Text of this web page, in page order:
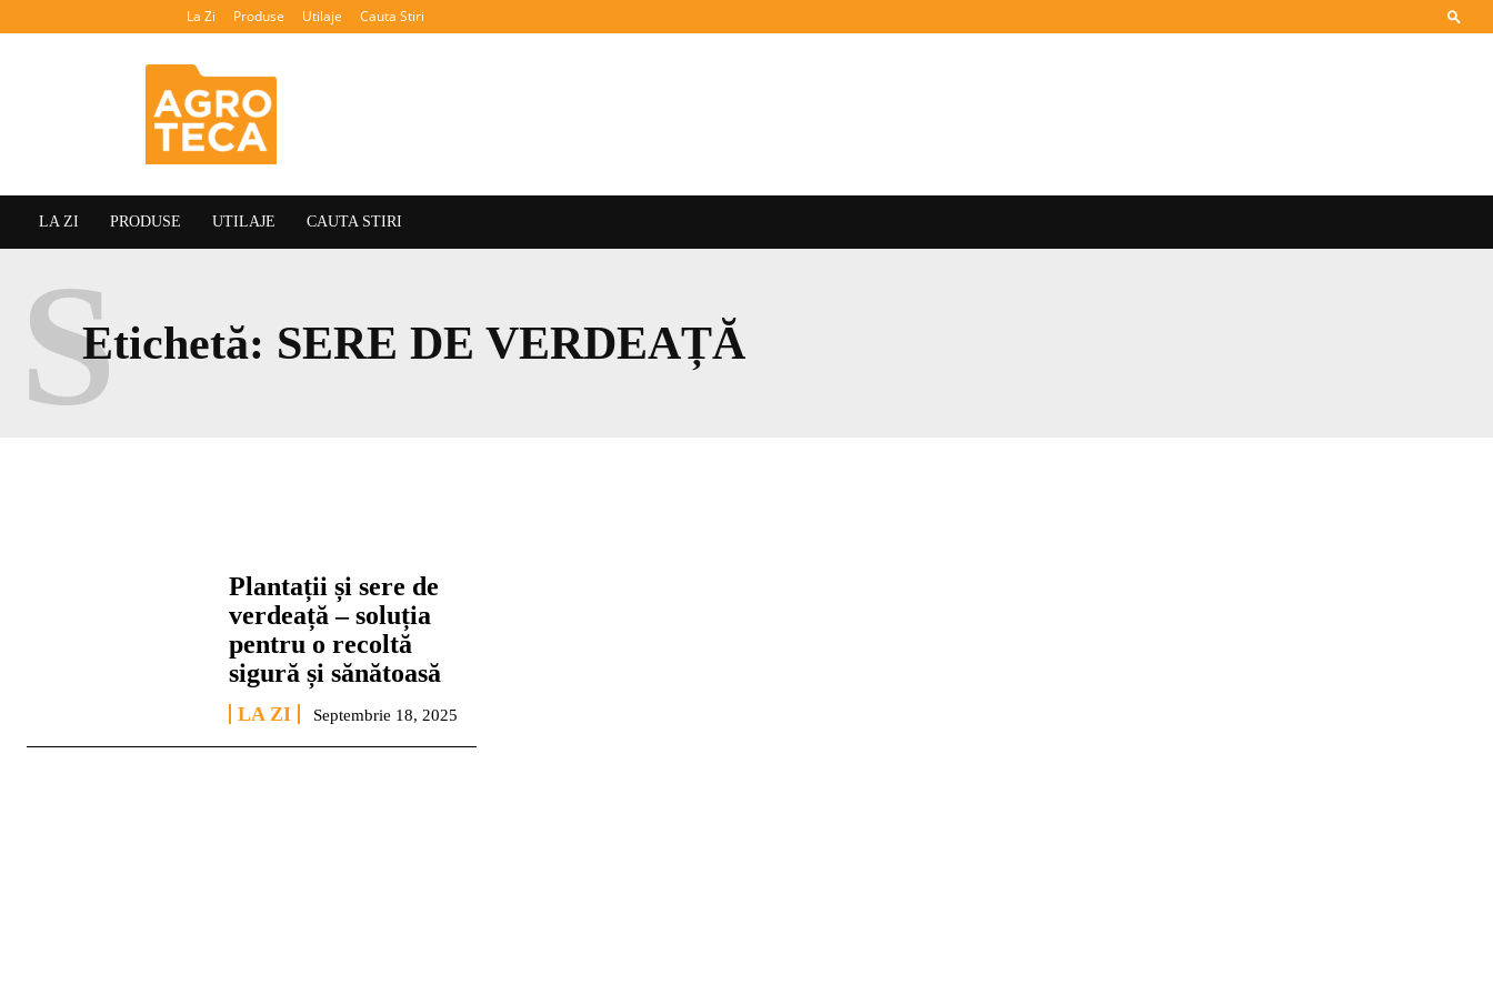
La Zi Produse Utilaje Cauta Stiri
LA ZI PRODUSE UTILAJE CAUTA STIRI
Etichetă: SERE DE VERDEAȚĂ
S
Plantații și sere de
verdeață – soluția
pentru o recoltă
sigură și sănătoasă
LA ZI Septembrie 18, 2025